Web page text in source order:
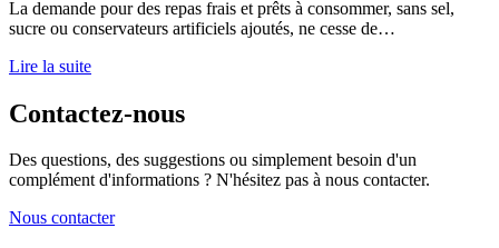
La demande pour des repas frais et prêts à consommer, sans sel,
sucre ou conservateurs artificiels ajoutés, ne cesse de…
Lire la suite
Contactez-nous
Des questions, des suggestions ou simplement besoin d'un
complément d'informations ? N'hésitez pas à nous contacter.
Nous contacter